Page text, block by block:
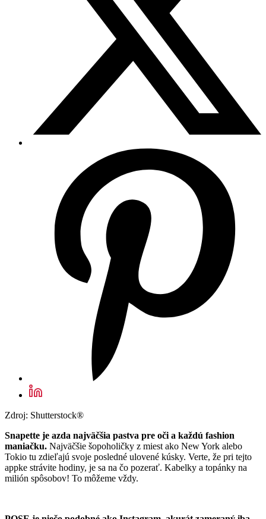
Zdroj: Shutterstock®
Snapette je azda najväčšia pastva pre oči a každú fashion
maniačku. Najväčšie šopoholičky z miest ako New York alebo
Tokio tu zdieľajú svoje posledné ulovené kúsky. Verte, že pri tejto
appke strávite hodiny, je sa na čo pozerať. Kabelky a topánky na
milión spôsobov! To môžeme vždy.